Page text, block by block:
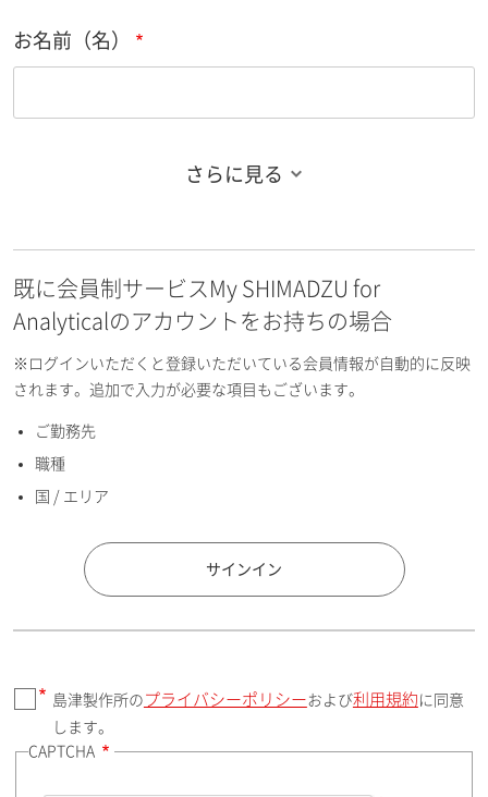
お名前（名）
お名前フリガナ（名）
E-mailアドレス（半角英数）
国 / エリア
郵便番号（勤務先）
さらに見る
既に会員制サービスMy SHIMADZU for
Analyticalのアカウントをお持ちの場合
※ログインいただくと登録いただいている会員情報が自動的に反映
されます。追加で入力が必要な項目もございます。
ご勤務先
職種
国 / エリア
サインイン
島津製作所の プライバシーポリシー および利用規約 に同意
します。
CAPTCHA